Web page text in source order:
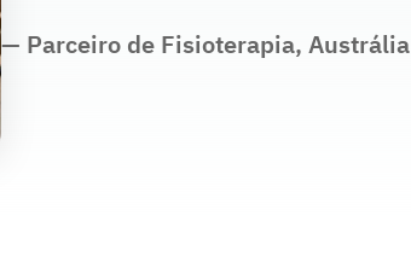
— Parceiro de Fisioterapia, Austrália